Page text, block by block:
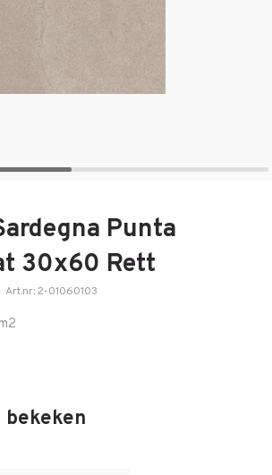
Punta
30x60 Rett
Art.nr: 2-01060103